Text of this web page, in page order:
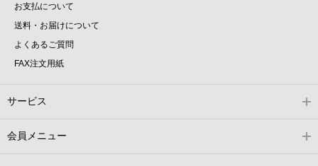
お支払について
送料・お届けについて
よくあるご質問
FAX注文用紙
サービス
会員メニュー